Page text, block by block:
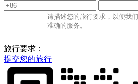
旅行要求：
提交您的旅行